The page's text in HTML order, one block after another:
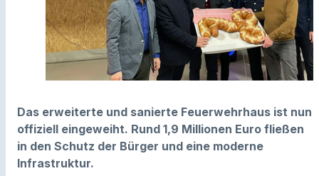
Das erweiterte und sanierte Feuerwehrhaus ist nun
offiziell eingeweiht. Rund 1,9 Millionen Euro fließen
in den Schutz der Bürger und eine moderne
Infrastruktur.